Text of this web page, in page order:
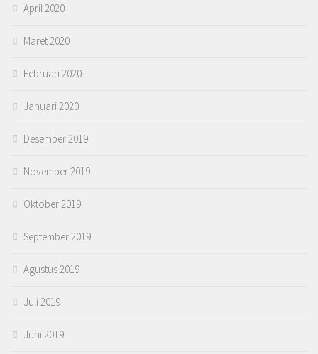
April 2020
Maret 2020
Februari 2020
Januari 2020
Desember 2019
November 2019
Oktober 2019
September 2019
Agustus 2019
Juli 2019
Juni 2019